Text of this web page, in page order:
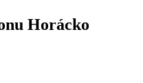
Horácko